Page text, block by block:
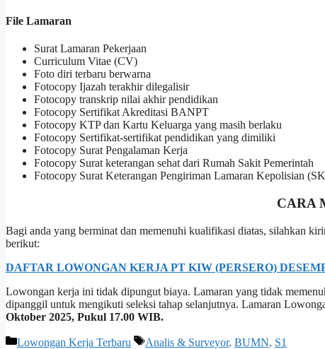
File Lamaran
Surat Lamaran Pekerjaan
Curriculum Vitae (CV)
Foto diri terbaru berwarna
Fotocopy Ijazah terakhir dilegalisir
Fotocopy transkrip nilai akhir pendidikan
Fotocopy Sertifikat Akreditasi BANPT
Fotocopy KTP dan Kartu Keluarga yang masih berlaku
Fotocopy Sertifikat-sertifikat pendidikan yang dimiliki
Fotocopy Surat Pengalaman Kerja
Fotocopy Surat keterangan sehat dari Rumah Sakit Pemerintah
Fotocopy Surat Keterangan Pengiriman Lamaran Kepolisian
CARA
Bagi anda yang berminat dan memenuhi kualifikasi diatas, silahkan
berikut:
DAFTAR LOWONGAN KERJA PT KIW (PERSERO)
Lowongan kerja ini tidak dipungut biaya. Lamaran yang tidak
dipanggil untuk mengikuti seleksi tahap selanjutnya. Lamaran
Oktober 2025, Pukul 17.00 WIB.
Kategori
Lowongan Kerja Terbaru Tag
Analis & Surveyor, BUMN, S1